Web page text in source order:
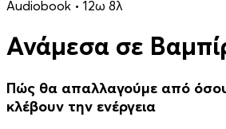
Audiobook • 12ω 8λ
Ανάμεσα σε
Πώς θα απαλλαγούμε από
κλέβουν την ενέργεια